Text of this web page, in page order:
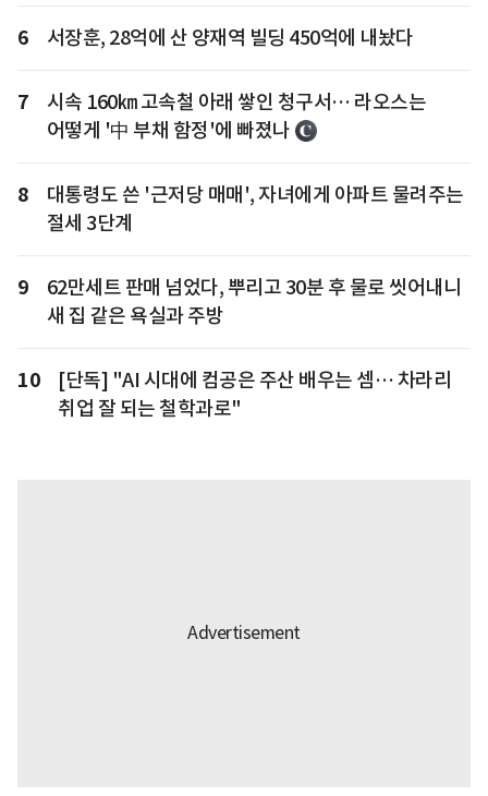
6 서장훈, 28억에 산 양재역 빌딩 450억에 내놨다
7
시속 160㎞ 고속철 아래 쌓인 청구서… 라오스는
어떻게 '中 부채 함정'에 빠졌나
8
대통령도 쓴 '근저당 매매', 자녀에게 아파트 물려주는
절세 3단계
9
62만세트 판매 넘었다, 뿌리고 30분 후 물로 씻어내니
새 집 같은 욕실과 주방
10
[단독] "AI 시대에 컴공은 주산 배우는 셈… 차라리
취업 잘 되는 철학과로"